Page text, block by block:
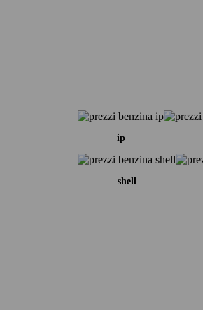
ip
shell